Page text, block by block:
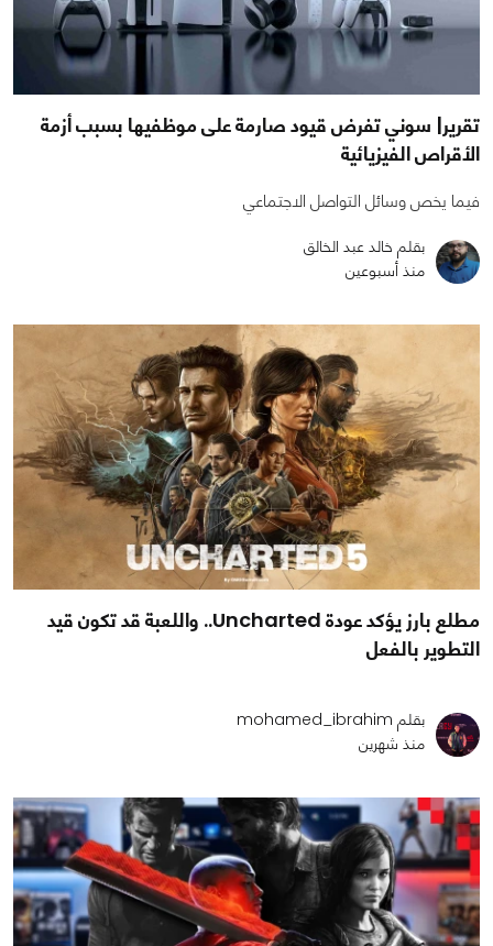
تقرير| سوني تفرض قيود صارمة على موظفيها بسبب أزمة
الأقراص الفيزيائية
فيما يخص وسائل التواصل الاجتماعي
بقلم خالد عبد الخالق
منذ أسبوعين
مطلع بارز يؤكد عودة Uncharted.. واللعبة قد تكون قيد
التطوير بالفعل
بقلم mohamed_ibrahim
منذ شهرين